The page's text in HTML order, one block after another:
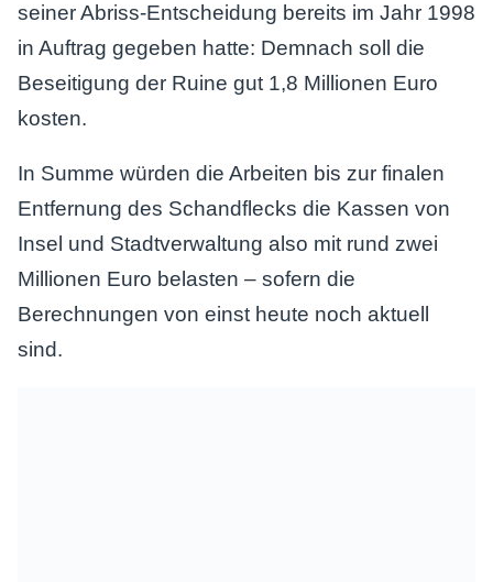
seiner Abriss-Entscheidung bereits im Jahr 1998
in Auftrag gegeben hatte: Demnach soll die
Beseitigung der Ruine gut 1,8 Millionen Euro
kosten.
In Summe würden die Arbeiten bis zur finalen
Entfernung des Schandflecks die Kassen von
Insel und Stadtverwaltung also mit rund zwei
Millionen Euro belasten – sofern die
Berechnungen von einst heute noch aktuell
sind.